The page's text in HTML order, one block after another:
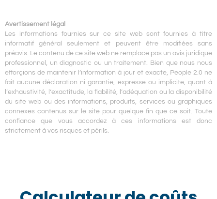
Avertissement légal
Les informations fournies sur ce site web sont fournies à titre
informatif général seulement et peuvent être modifiées sans
préavis. Le contenu de ce site web ne remplace pas un avis juridique
professionnel, un diagnostic ou un traitement. Bien que nous nous
efforçions de maintenir l’information à jour et exacte, People 2.0 ne
fait aucune déclaration ni garantie, expresse ou implicite, quant à
l’exhaustivité, l’exactitude, la fiabilité, l’adéquation ou la disponibilité
du site web ou des informations, produits, services ou graphiques
connexes contenus sur le site pour quelque fin que ce soit. Toute
confiance que vous accordez à ces informations est donc
strictement à vos risques et périls.